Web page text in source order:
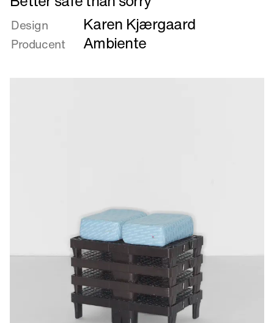
mere
om
Better
safe
Design Karen Kjærgaard
Producent Ambiente